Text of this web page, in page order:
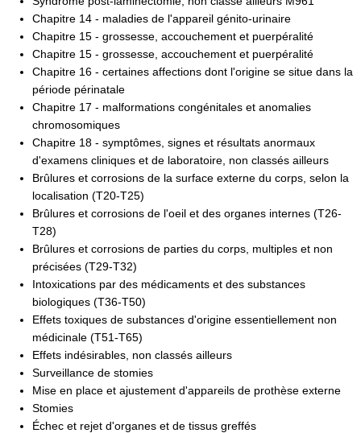
Chapitre 14 - maladies de l'appareil génito-urinaire
Chapitre 15 - grossesse, accouchement et puerpéralité
Chapitre 15 - grossesse, accouchement et puerpéralité
Chapitre 16 - certaines affections dont l'origine se situe dans la
période périnatale
Chapitre 17 - malformations congénitales et anomalies
chromosomiques
Chapitre 18 - symptômes, signes et résultats anormaux
d'examens cliniques et de laboratoire, non classés ailleurs
Brûlures et corrosions de la surface externe du corps, selon la
localisation (T20-T25)
Brûlures et corrosions de l'oeil et des organes internes (T26-
T28)
Brûlures et corrosions de parties du corps, multiples et non
précisées (T29-T32)
Intoxications par des médicaments et des substances
biologiques (T36-T50)
Effets toxiques de substances d'origine essentiellement non
médicinale (T51-T65)
Effets indésirables, non classés ailleurs
Surveillance de stomies
Mise en place et ajustement d'appareils de prothèse externe
Stomies
Échec et rejet d'organes et de tissus greffés